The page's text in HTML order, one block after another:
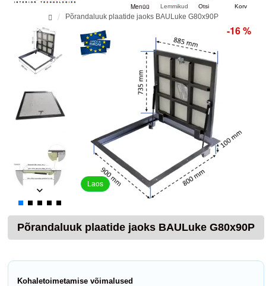
Põrandaluuk plaatide jaoks BAULuke G80x90P
Laos
-16 %
Põrandaluuk plaatide jaoks BAULuke G80x90P
Kohaletoimetamise võimalused